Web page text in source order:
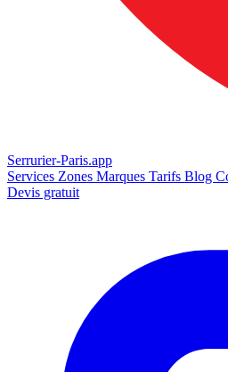
Serrurier-Paris.app
Services Zones Marques Tarifs Blog
Devis gratuit